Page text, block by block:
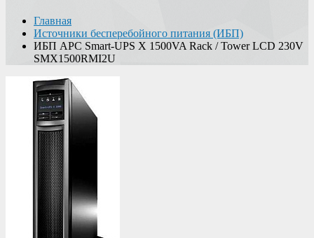
Главная
Источники бесперебойного питания (ИБП)
ИБП APC Smart-UPS X 1500VA Rack / Tower LCD 230V
SMX1500RMI2U